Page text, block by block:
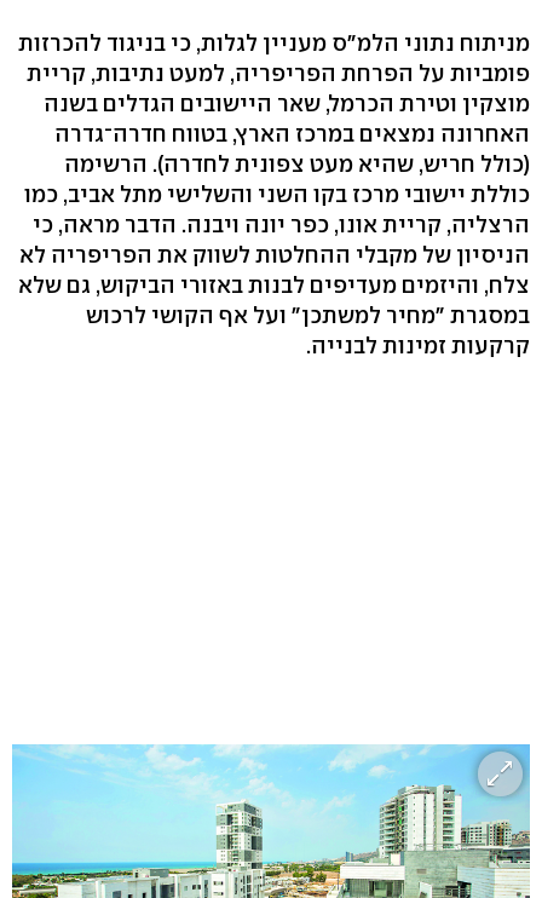
מניתוח נתוני הלמ"ס מעניין לגלות, כי בניגוד להכרזות
פומביות על הפרחת הפריפריה, למעט נתיבות, קריית
מוצקין וטירת הכרמל, שאר היישובים הגדלים בשנה
האחרונה נמצאים במרכז הארץ, בטווח חדרה־גדרה
(כולל חריש, שהיא מעט צפונית לחדרה). הרשימה
כוללת יישובי מרכז בקו השני והשלישי מתל אביב, כמו
הרצליה, קריית אונו, כפר יונה ויבנה. הדבר מראה, כי
הניסיון של מקבלי ההחלטות לשווק את הפריפריה לא
צלח, והיזמים מעדיפים לבנות באזורי הביקוש, גם שלא
במסגרת "מחיר למשתכן" ועל אף הקושי לרכוש
קרקעות זמינות לבנייה.